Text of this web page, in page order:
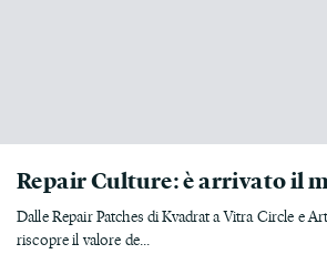
Repair Culture: è arrivato il
Dalle Repair Patches di Kvadrat a Vitra Circle e
riscopre il valore de...